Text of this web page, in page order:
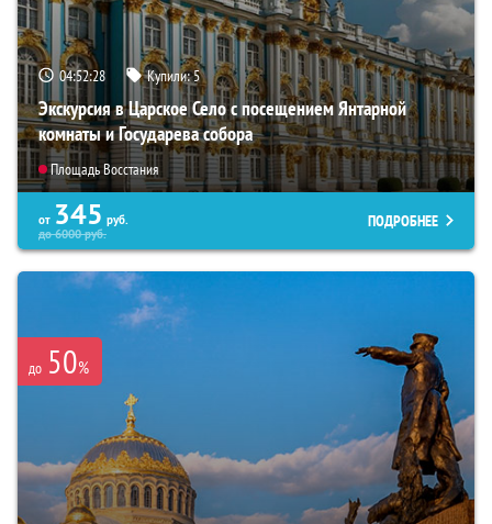
04:52:26 Купили:5
Экскурсия в Царское Село с посещением Янтарной
комнаты и Государева собора
Площадь Восстания
от 345 руб.
до6000руб.
ПОДРОБНЕЕ
до 50%